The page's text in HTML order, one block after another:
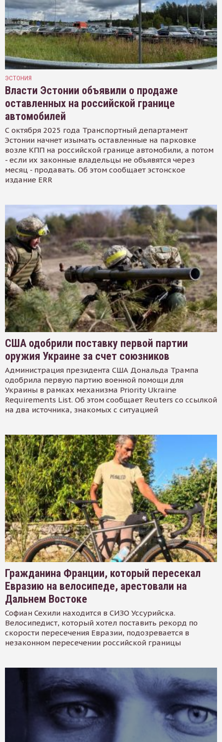
ЭСТОНИЯ
Власти Эстонии объявили о продаже
оставленных на российской границе
автомобилей
С октября 2025 года Транспортный департамент
Эстонии начнет изымать оставленные на парковке
возле КПП на российской границе автомобили, а потом
- если их законные владельцы не объявятся через
месяц - продавать. Об этом сообщает эстонское
издание ERR
США одобрили поставку первой партии
оружия Украине за счет союзников
Администрация президента США Дональда Трампа
одобрила первую партию военной помощи для
Украины в рамках механизма Priority Ukraine
Requirements List. Об этом сообщает Reuters со ссылкой
на два источника, знакомых с ситуацией
Гражданина Франции, который пересекал
Евразию на велосипеде, арестовали на
Дальнем Востоке
Софиан Сехили находится в СИЗО Уссурийска.
Велосипедист, который хотел поставить рекорд по
скорости пересечения Евразии, подозревается в
незаконном пересечении российской границы